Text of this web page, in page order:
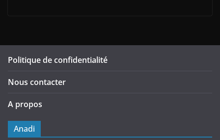
Politique de confidentialité
Nous contacter
A propos
Anadi